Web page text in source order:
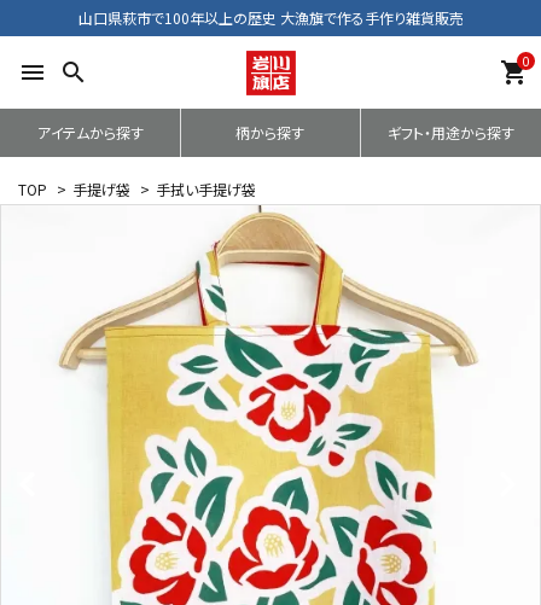
山口県萩市で100年以上の歴史 大漁旗で作る手作り雑貨販売
menu search 0
shopping_cart
アイテムから探す 柄から探す ギフト・用途から探す
TOP > 手提げ袋 > 手拭い手提げ袋